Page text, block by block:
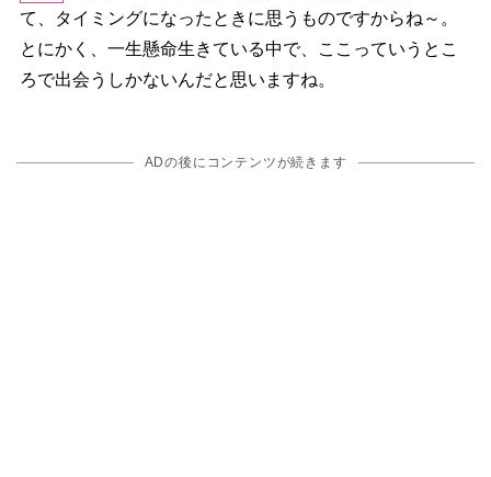
て、タイミングになったときに思うものですからね～。
とにかく、一生懸命生きている中で、ここっていうとこ
ろで出会うしかないんだと思いますね。
ADの後にコンテンツが続きます